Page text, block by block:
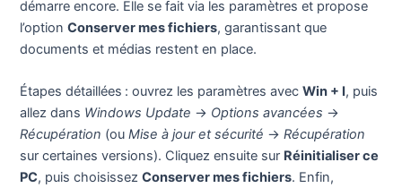
démarre encore. Elle se fait via les paramètres et propose
l’optionConserver mes fichiers, garantissant que
documents et médias restent en place.
Étapes détaillées : ouvrez les paramètres avecWin + I, puis
allez dans Windows Update → Options avancées →
Récupération (ouMise à jour et sécurité →Récupération
sur certaines versions). Cliquez ensuite sur Réinitialiser ce
PC, puis choisissezConserver mes fichiers. Enfin,